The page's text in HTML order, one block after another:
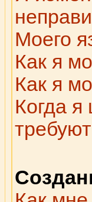
Моего
Как я
Как я
Когда